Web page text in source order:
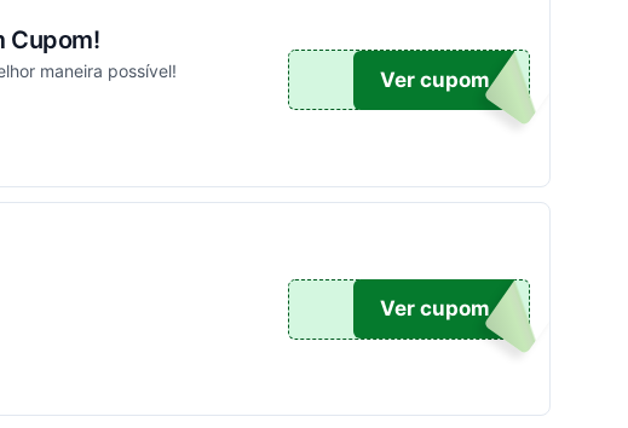
Cupom!
maneira possível! AS10
Ver cupom
S5
Ver cupom